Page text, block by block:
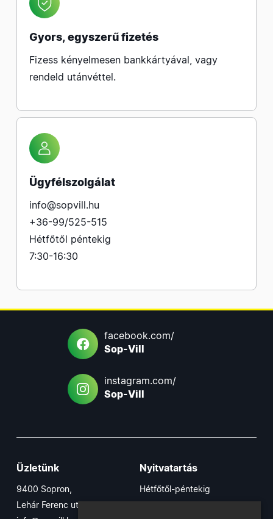
Gyors, egyszerű fizetés
Fizess kényelmesen bankkártyával, vagy
rendeld utánvéttel.
Ügyfélszolgálat
info@sopvill.hu
+36-99/525-515
Hétfőtől péntekig
7:30-16:30
facebook.com/
Sop-Vill
instagram.com/
Sop-Vill
Üzletünk
9400 Sopron,
Lehár Ferenc utca 17/B
Nyitvatartás
Hétfőtől-péntekig
7:30-16:30